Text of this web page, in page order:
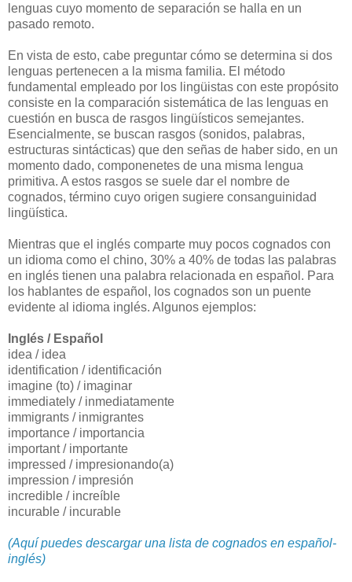
lenguas cuyo momento de separación se halla en un
pasado remoto.
En vista de esto, cabe preguntar cómo se determina si dos
lenguas pertenecen a la misma familia. El método
fundamental empleado por los lingüistas con este propósito
consiste en la comparación sistemática de las lenguas en
cuestión en busca de rasgos lingüísticos semejantes.
Esencialmente, se buscan rasgos (sonidos, palabras,
estructuras sintácticas) que den señas de haber sido, en un
momento dado, componenetes de una misma lengua
primitiva. A estos rasgos se suele dar el nombre de
cognados, término cuyo origen sugiere consanguinidad
lingüística.
Mientras que el inglés comparte muy pocos cognados con
un idioma como el chino, 30% a 40% de todas las palabras
en inglés tienen una palabra relacionada en español. Para
los hablantes de español, los cognados son un puente
evidente al idioma inglés. Algunos ejemplos:
Inglés / Español
idea / idea
identification / identificación
imagine (to) / imaginar
immediately / inmediatamente
immigrants / inmigrantes
importance / importancia
important / importante
impressed / impresionando(a)
impression / impresión
incredible / increíble
incurable / incurable
(Aquí puedes descargar una lista de cognados en español-
inglés)